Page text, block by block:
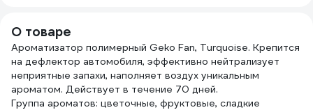
О товаре
Ароматизатор полимерный Geko Fan, Turquoise. Крепится
на дефлектор автомобиля, эффективно нейтрализует
неприятные запахи, наполняет воздух уникальным
ароматом. Действует в течение 70 дней.
Группа ароматов: цветочные, фруктовые, сладкие